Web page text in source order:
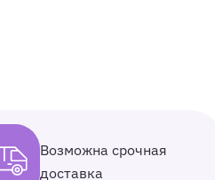
Возможна срочная
доставка